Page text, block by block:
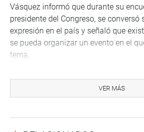
Vásquez informó que durante su
presidente del Congreso, se conversó
expresión en el país y señaló que
se pueda organizar un evento en el
tema.
VER MÁS